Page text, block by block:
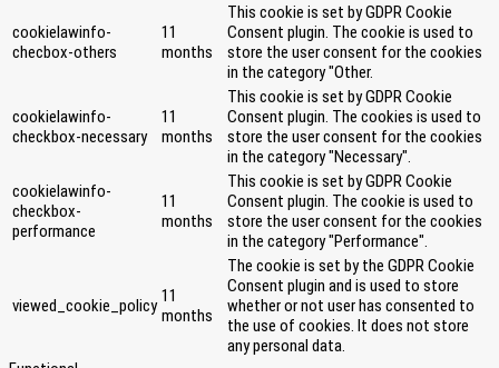
cookielawinfo-
checbox-others
11
months
This cookie is set by GDPR Cookie
Consent plugin. The cookie is used to
store the user consent for the cookies
in the category "Other.
cookielawinfo-
checkbox-necessary
11
months
This cookie is set by GDPR Cookie
Consent plugin. The cookies is used to
store the user consent for the cookies
in the category "Necessary".
cookielawinfo-
checkbox-
performance
11
months
This cookie is set by GDPR Cookie
Consent plugin. The cookie is used to
store the user consent for the cookies
in the category "Performance".
viewed_cookie_policy 11
months
The cookie is set by the GDPR Cookie
Consent plugin and is used to store
whether or not user has consented to
the use of cookies. It does not store
any personal data.